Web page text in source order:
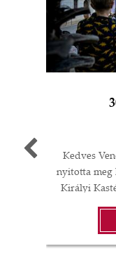
Kedves
nyitotta meg
Királyi